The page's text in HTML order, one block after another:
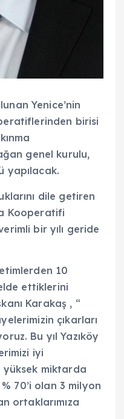
Yenice’nin
birisi
genel kurulu,
yapılacak.
dile getiren
Kooperatifi
bir yılı geride
10
ettiklerini
Karakaş , “
çıkarları
Bu yıl Yazıköy
iyi
yüksek miktarda
70’i olan 3 milyon
ortaklarımıza